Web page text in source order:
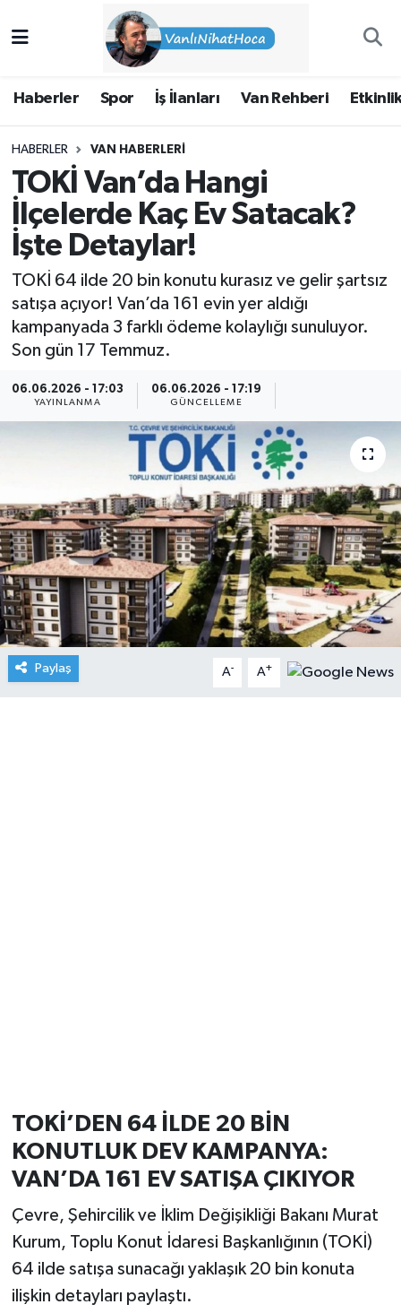
Haberler Spor İş İlanları Van Rehberi
HABERLER VAN HABERLERI
TOKİ Van’da Hangi
İlçelerde Kaç Ev Satacak?
İşte Detaylar!
TOKİ 64 ilde 20 bin konutu kurasız ve gelir şartsız
satışa açıyor! Van’da 161 evin yer aldığı
kampanyada 3 farklı ödeme kolaylığı sunuluyor.
Son gün 17 Temmuz.
06.06.2026 - 17:03
YAYINLANMA
06.06.2026 - 17:19
GÜNCELLEME
Paylaş A- A+
TOKİ’DEN 64 İLDE 20 BİN
KONUTLUK DEV KAMPANYA:
VAN’DA 161 EV SATIŞA ÇIKIYOR
Çevre, Şehircilik ve İklim Değişikliği Bakanı Murat
Kurum, Toplu Konut İdaresi Başkanlığının (TOKİ)
64 ilde satışa sunacağı yaklaşık 20 bin konuta
ilişkin detayları paylaştı.
Van Rehberi
Etkinlikler
Köşe Yazıları
Hakkımda
İpekyolu Nöbetçi Eczaneler
Süper Lig Puan Durumu ve Fikstür
Tüm Manşetler
Son Dakika Haberleri
Haber Arşivi